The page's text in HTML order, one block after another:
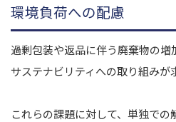
環境負荷への配慮
過剰包装や返品に伴う廃棄物の増
サステナビリティへの取り組みが
これらの課題に対して、単独での